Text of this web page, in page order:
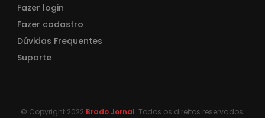
Fazer login
Fazer cadastro
Dúvidas Frequentes
Suporte
© Copyright 2022 Brado Jornal. Todos os direitos reservados.